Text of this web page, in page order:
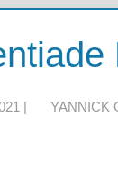
| YANNICK